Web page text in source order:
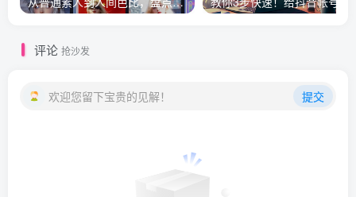
评论 抢沙发
欢迎您留下宝贵的见解！ 提交